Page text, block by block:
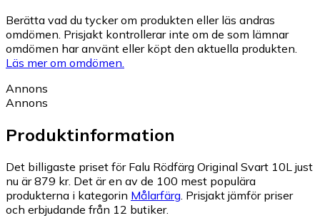
Berätta vad du tycker om produkten eller läs andras
omdömen. Prisjakt kontrollerar inte om de som lämnar
omdömen har använt eller köpt den aktuella produkten.
Läs mer om omdömen.
Annons
Annons
Produktinformation
Det billigaste priset för Falu Rödfärg Original Svart 10L just
nu är 879 kr. Det är en av de 100 mest populära
produkterna i kategorin Målarfärg. Prisjakt jämför priser
och erbjudande från 12 butiker.